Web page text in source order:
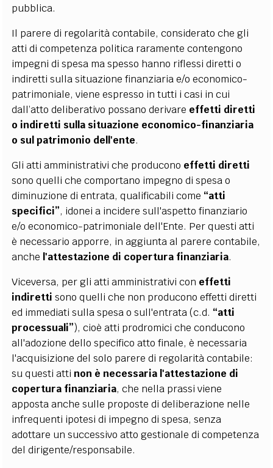
pubblica.
Il parere di regolarità contabile, considerato che gli
atti di competenza politica raramente contengono
impegni di spesa ma spesso hanno riflessi diretti o
indiretti sulla situazione finanziaria e/o economico-
patrimoniale, viene espresso in tutti i casi in cui
dall’atto deliberativo possano derivare effetti diretti
o indiretti sulla situazione economico-finanziaria
o sul patrimonio dell'ente.
Gli atti amministrativi che producono effetti diretti
sono quelli che comportano impegno di spesa o
diminuzione di entrata, qualificabili come “atti
specifici”, idonei a incidere sull'aspetto finanziario
e/o economico-patrimoniale dell'Ente. Per questi atti
è necessario apporre, in aggiunta al parere contabile,
anche l'attestazione di copertura finanziaria.
Viceversa, per gli atti amministrativi con effetti
indiretti sono quelli che non producono effetti diretti
ed immediati sulla spesa o sull'entrata (c.d. “atti
processuali”), cioè atti prodromici che conducono
all'adozione dello specifico atto finale, è necessaria
l'acquisizione del solo parere di regolarità contabile:
su questi atti non è necessaria l'attestazione di
copertura finanziaria, che nella prassi viene
apposta anche sulle proposte di deliberazione nelle
infrequenti ipotesi di impegno di spesa, senza
adottare un successivo atto gestionale di competenza
del dirigente/responsabile.